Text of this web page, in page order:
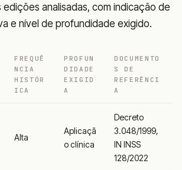
analisadas, com indicação de
e nível de profundidade exigido.
FREQUÊ
NCIA
HISTÓR
ICA
PROFUN
DIDADE
EXIGID
A
DOCUMENTO
S DE
REFERÊNCI
A
Alta
Aplicaçã
o clínica
Decreto
3.048/1999,
IN INSS
128/2022